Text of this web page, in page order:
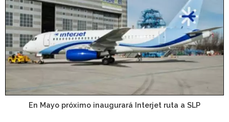
En Mayo próximo inaugurará Interjet ruta a SLP